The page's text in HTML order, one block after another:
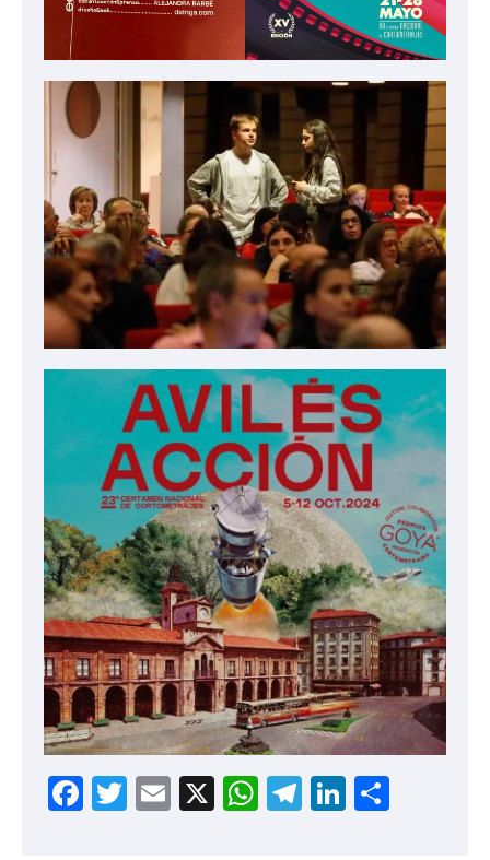
Facebook
Twitter
Email
X WhatsApp
Telegram
LinkedIn